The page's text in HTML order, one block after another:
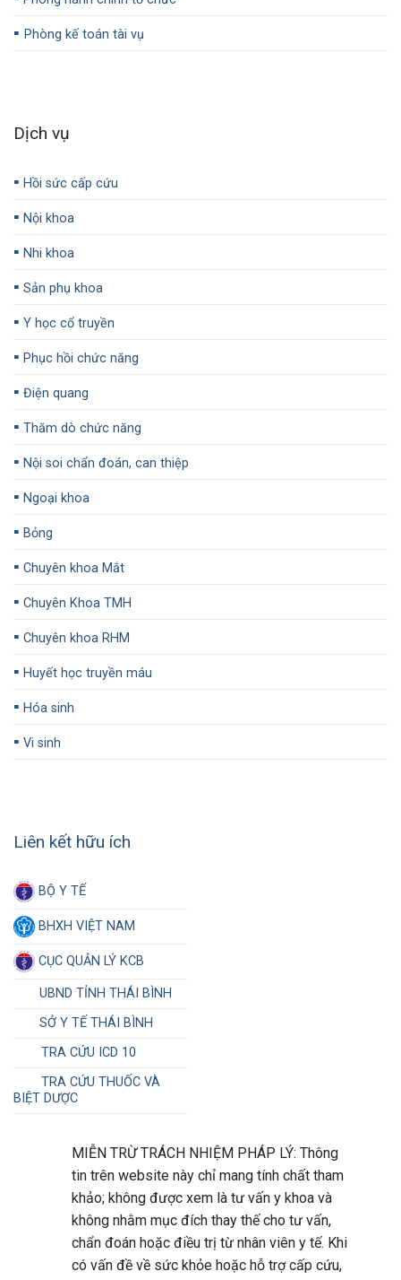
▪️ Phòng kế toán tài vụ
Dịch vụ
▪️ Hồi sức cấp cứu
▪️ Nội khoa
▪️ Nhi khoa
▪️ Sản phụ khoa
▪️ Y học cổ truyền
▪️ Phục hồi chức năng
▪️ Điện quang
▪️ Thăm dò chức năng
▪️ Nội soi chẩn đoán, can thiệp
▪️ Ngoại khoa
▪️ Bỏng
▪️ Chuyên khoa Mắt
▪️ Chuyên Khoa TMH
▪️ Chuyên khoa RHM
▪️ Huyết học truyền máu
▪️ Hóa sinh
▪️ Vi sinh
Liên kết hữu ích
BỘ Y TẾ
BHXH VIỆT NAM
CỤC QUẢN LÝ KCB
UBND TỈNH THÁI BÌNH
SỞ Y TẾ THÁI BÌNH
TRA CỨU ICD 10
TRA CỨU THUỐC VÀ
BIỆT DƯỢC
MIỄN TRỪ TRÁCH NHIỆM PHÁP LÝ: Thông
tin trên website này chỉ mang tính chất tham
khảo; không được xem là tư vấn y khoa và
không nhằm mục đích thay thế cho tư vấn,
chẩn đoán hoặc điều trị từ nhân viên y tế. Khi
có vấn đề về sức khỏe hoặc hỗ trợ cấp cứu,